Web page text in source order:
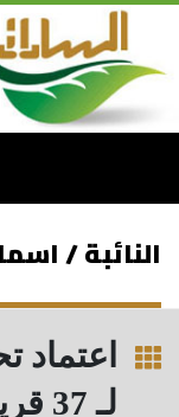
النائبة /
اعتماد